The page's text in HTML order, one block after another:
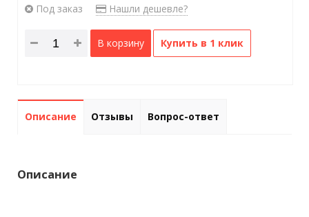
Под заказ Нашли дешевле?
В корзину Купить в 1 клик
Описание Отзывы Вопрос-ответ
Описание